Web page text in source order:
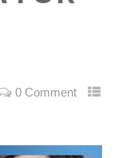
0 Comment